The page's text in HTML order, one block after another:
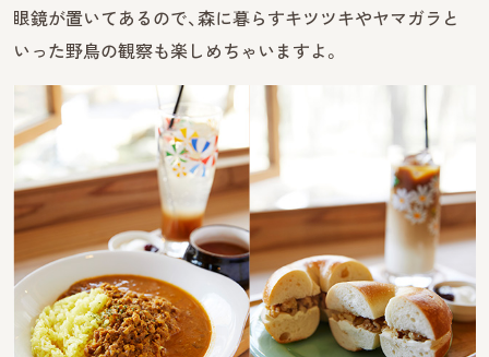
眼鏡が置いてあるので、森に暮らすキツツキやヤマガラと
いった野鳥の観察も楽しめちゃいますよ。